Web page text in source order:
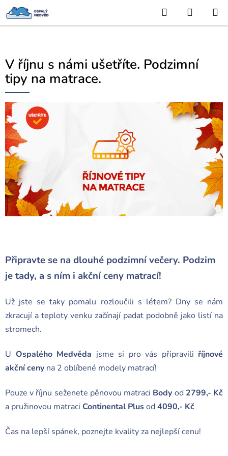
Přejít
Hledat
KOŠÍK
V říjnu s námi ušetříte. Podzimní
tipy na matrace.
Připravte se na dlouhé podzimní večery. Podzim
je tady, a s ním i akční ceny matrací!
Už jste se taky pomalu rozloučili s létem? Dny se nám
zkracují a teploty venku začínají padat podobně jako listí na
stromech.
U Ospalého Medvěda jsme si pro vás připravili říjnové
akční ceny na 2 oblíbené modely matrací!
Pouze v říjnu seženete pěnovou matraci Body od 2799,- Kč
a pružinovou matraci Continental Plusod 4090,- Kč
Čas na lepší spánek, poznejte kvality za nejlepší cenu!